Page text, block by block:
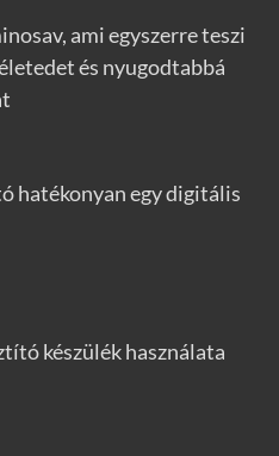
ami egyszerre teszi
és nyugodtabbá
hatékonyan egy digitális
készülék használata